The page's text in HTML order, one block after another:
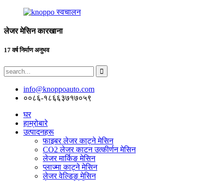
लेजर मेसिन कारखाना
17 वर्ष निर्माण अनुभव
info@knoppoauto.com
००८६-१८६६३७१७०५९
घर
हाम्रोबारे
उत्पादनहरू
फाइबर लेजर काट्ने मेसिन
CO2 लेजर काटन उत्कीर्णन मेसिन
लेजर मार्किङ मेसिन
प्लाज्मा काट्ने मेसिन
लेजर वेल्डिङ मेसिन